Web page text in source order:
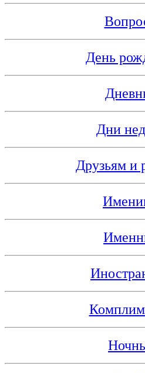
День
Дни
Друзьям и